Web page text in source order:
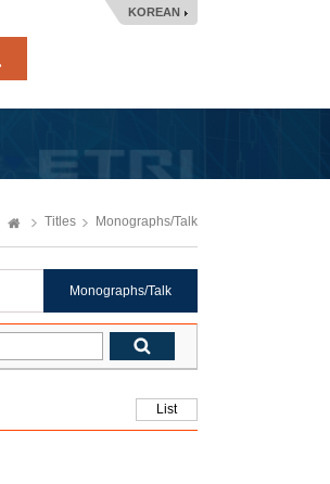
KOREAN
Titles Monographs/Talk
Monographs/Talk
List